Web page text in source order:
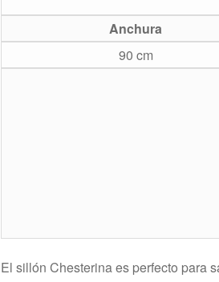
Anchura
90 cm
El sillón Chesterina es perfecto para